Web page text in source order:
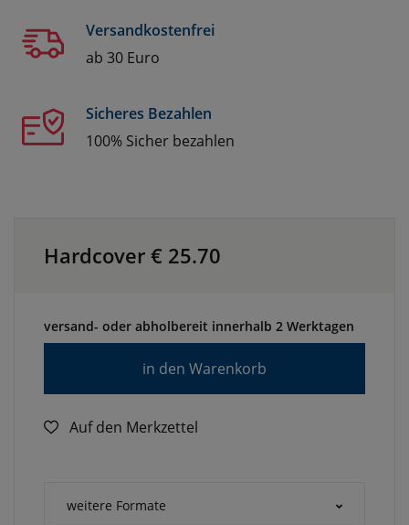
Versandkostenfrei
ab 30 Euro
Sicheres Bezahlen
100% Sicher bezahlen
Hardcover € 25.70
versand- oder abholbereit innerhalb 2 Werktagen
in den Warenkorb
Auf den Merkzettel
weitere Formate